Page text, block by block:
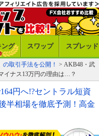
ング スワップ スプレッド
取引手法を公開！ > AKB48・武
イナス13万円の理由は…？
円へ!?セントラル短資
半相場を徹底予測！高金